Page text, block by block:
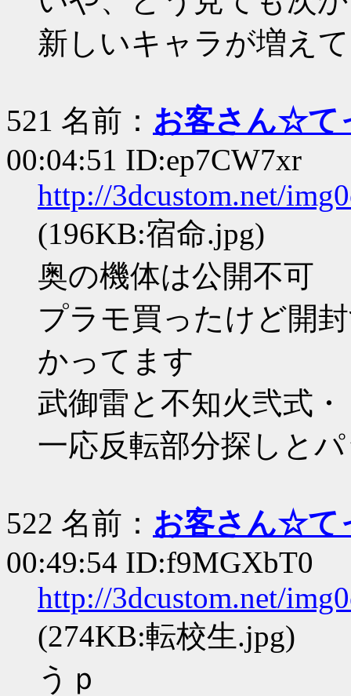
新しいキャラが増え
521 名前： お客さん☆て
00:04:51 ID:ep7CW7xr
http://3dcustom.net/
(196KB:宿命.jpg)
奥の機体は公開不可
プラモ買ったけど開
かってます
武御雷と不知火弐式
一応反転部分探しと
522 名前： お客さん☆て
00:49:54 ID:f9MGXbT0
http://3dcustom.net/
(274KB:転校生.jpg)
うｐ